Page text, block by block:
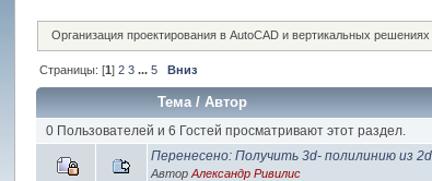
Организация проектирования в AutoCAD и вертикальных
Страницы: [1] 2 3 ... 5 Вниз
Тема/ Автор
0 Пользователей и 6 Гостей просматривают этот раздел.
Перенесено: Получить 3d- полилинию из
АвторАлександр Ривилис